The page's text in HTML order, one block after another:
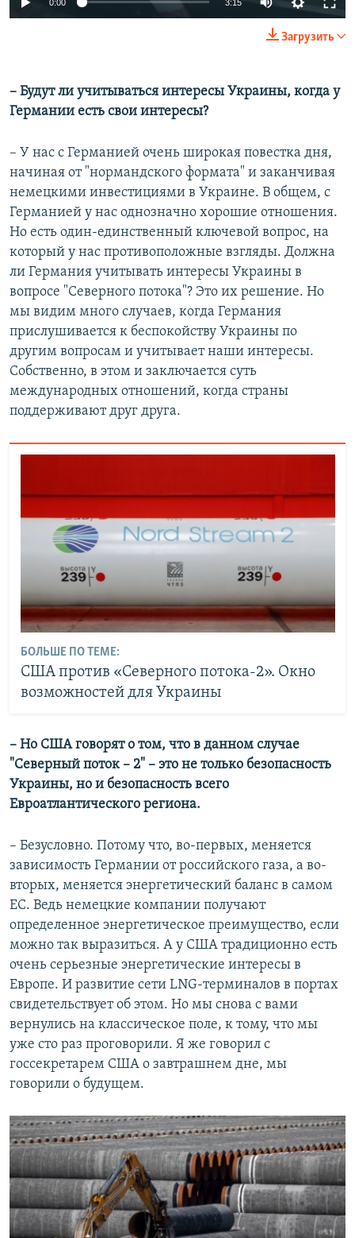
720p 1080p
0:00 3:15
240p
Загрузить
– Будут ли учитываться интересы Украины, когда у
Германии есть свои интересы?
– У нас с Германией очень широкая повестка дня,
начиная от "нормандского формата" и заканчивая
немецкими инвестициями в Украине. В общем, с
Германией у нас однозначно хорошие отношения.
Но есть один-единственный ключевой вопрос, на
который у нас противоположные взгляды. Должна
ли Германия учитывать интересы Украины в
вопросе "Северного потока"? Это их решение. Но
мы видим много случаев, когда Германия
прислушивается к беспокойству Украины по
другим вопросам и учитывает наши интересы.
Собственно, в этом и заключается суть
международных отношений, когда страны
поддерживают друг друга.
БОЛЬШЕ ПО ТЕМЕ:
США против «Северного потока-2». Окно
возможностей для Украины
– Но США говорят о том, что в данном случае
"Северный поток – 2" – это не только безопасность
Украины, но и безопасность всего
Евроатлантического региона.
– Безусловно. Потому что, во-первых, меняется
зависимость Германии от российского газа, а во-
вторых, меняется энергетический баланс в самом
ЕС. Ведь немецкие компании получают
определенное энергетическое преимущество, если
можно так выразиться. А у США традиционно есть
очень серьезные энергетические интересы в
Европе. И развитие сети LNG-терминалов в портах
свидетельствует об этом. Но мы снова с вами
вернулись на классическое поле, к тому, что мы
уже сто раз проговорили. Я же говорил с
госсекретарем США о завтрашнем дне, мы
говорили о будущем.